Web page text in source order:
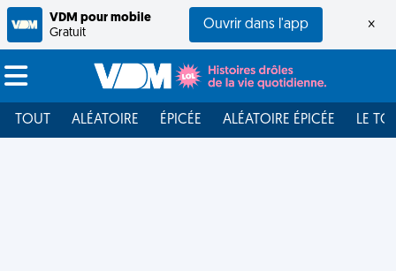
VDM pour mobile
Gratuit
Ouvrir dans l'app ×
TOUT ALÉATOIRE ÉPICÉE ALÉATOIRE ÉPICÉE LE